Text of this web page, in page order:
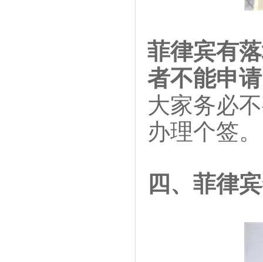
菲律宾有
者不能申请
大家务必
办理个签。
四、菲律